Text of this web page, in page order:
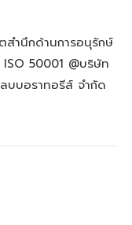
สำนึกด้านการอนุรักษ์
50001 @บริษัท
บบอราทอรีส์ จำกัด